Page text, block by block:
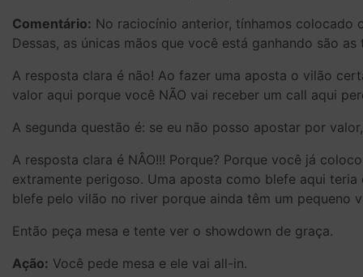
Comentário: No raciocínio anterior, tínhamos colocado
Dessas, as únicas mãos que você está ganhando são
A resposta clara é não! Ao fazer uma aposta o vilão
valor aqui porque você NÃO vai receber um call aqui
A segunda questão é: se eu não posso apostar por
A resposta clara é NÂO!!! Porque? Porque você já
extramente perigoso. Uma aposta como blefe aqui
blefe pelo vilão no river porque ainda têm um pequeno
Então peça mesa e tente ver o showdown de graça.
Ação: Você pede mesa e ele vai all-in.